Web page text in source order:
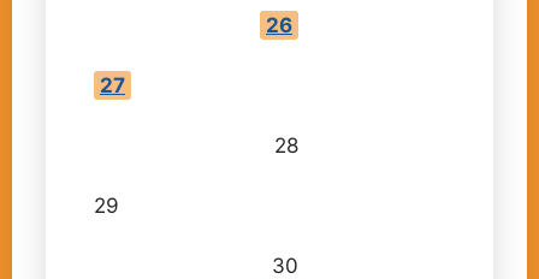
26
27
28
29
30